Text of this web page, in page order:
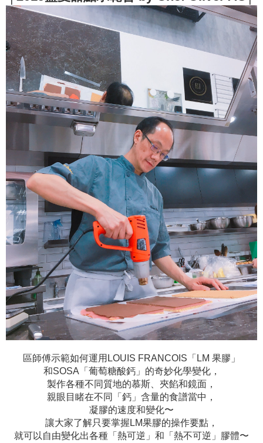
區師傅示範如何運用LOUIS FRANCOIS「LM 果膠」
和SOSA「葡萄糖酸鈣」的奇妙化學變化，
製作各種不同質地的慕斯、夾餡和鏡面，
親眼目睹在不同「鈣」含量的食譜當中，
凝膠的速度和變化〜
讓大家了解只要掌握LM果膠的操作要點，
就可以自由變化出各種「熱可逆」和「熱不可逆」膠體〜